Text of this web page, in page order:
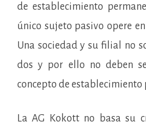
de establecimiento
único sujeto pasivo opere
Una sociedad y su filial no
dos y por ello no deben
concepto de establecimiento
La AG Kokott no basa su